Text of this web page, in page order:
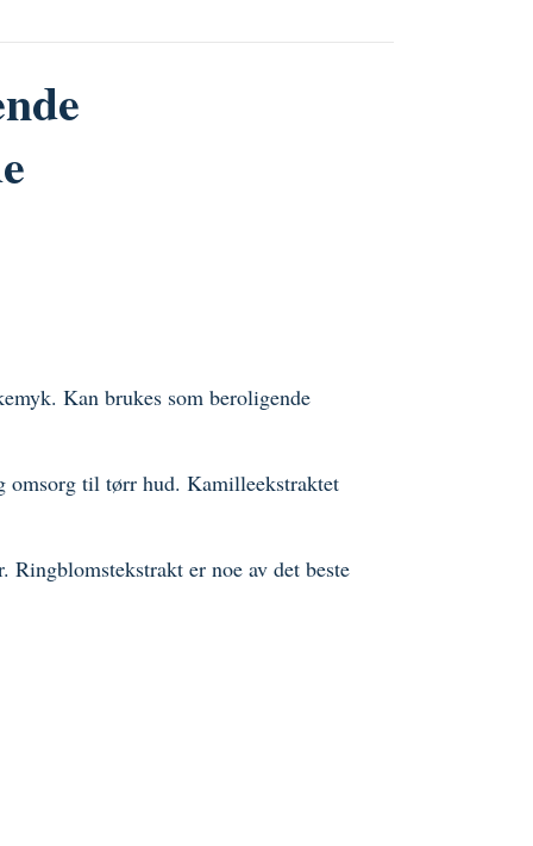
Kan brukes som beroligende
omsorg til tørr hud. Kamilleekstraktet
er noe av det beste